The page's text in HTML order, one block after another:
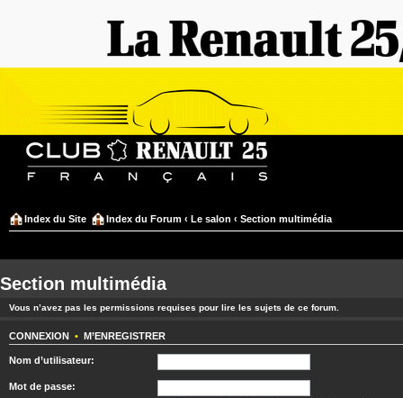
Index du Site Index du Forum ‹ Le salon ‹ Section multimédia
Section multimédia
Vous n’avez pas les permissions requises pour lire les sujets de ce forum.
CONNEXION • M’ENREGISTRER
Nom d’utilisateur:
Mot de passe: